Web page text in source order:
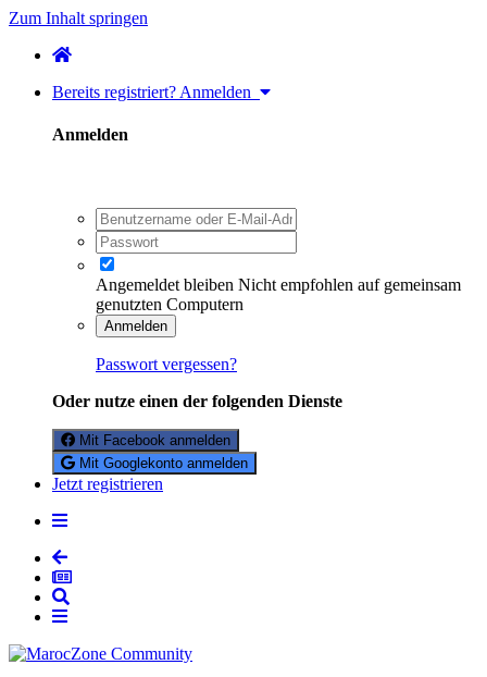
Zum Inhalt springen
Bereits registriert? Anmelden
Anmelden
Angemeldet bleiben Nicht empfohlen auf gemeinsam
genutzten Computern
Anmelden
Passwort vergessen?
Oder nutze einen der folgenden Dienste
Mit Facebook anmelden
Mit Googlekonto anmelden
Jetzt registrieren